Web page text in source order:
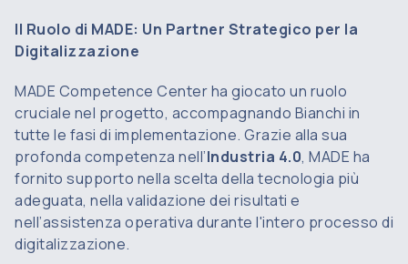
Il Ruolo di MADE: Un Partner Strategico per la
Digitalizzazione
MADE Competence Center ha giocato un ruolo
cruciale nel progetto, accompagnando Bianchi in
tutte le fasi di implementazione. Grazie alla sua
profonda competenza nell’Industria 4.0, MADE ha
fornito supporto nella scelta della tecnologia più
adeguata, nella validazione dei risultati e
nell’assistenza operativa durante l'intero processo di
digitalizzazione.